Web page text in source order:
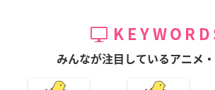
みんなが注目しているアニメ